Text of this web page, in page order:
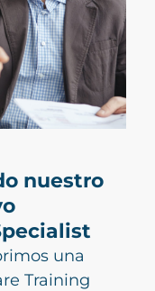
nuestro
una
Training